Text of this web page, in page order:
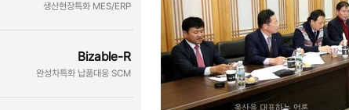
생산현장특화 MES/ERP
Bizable-R
완성차특화 납품대응 SCM